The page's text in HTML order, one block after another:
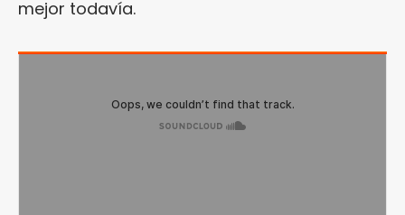
mejor todavía.